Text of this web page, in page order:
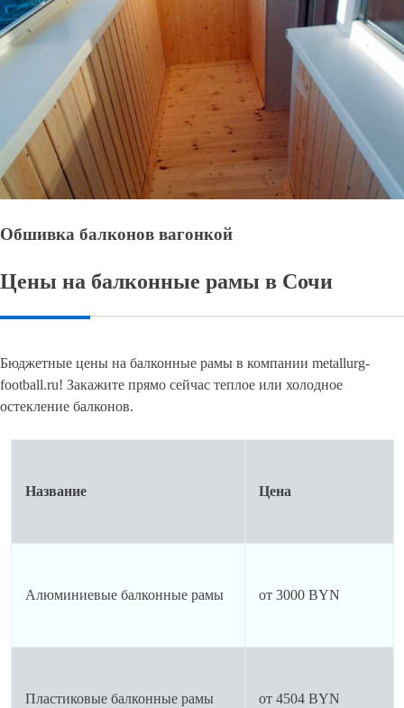
Обшивка балконов вагонкой
Цены на балконные рамы в Сочи
Бюджетные цены на балконные рамы в компании metallurg-
football.ru! Закажите прямо сейчас теплое или холодное
остекление балконов.
Название Цена
Алюминиевые балконные рамы от 3000 BYN
Пластиковые балконные рамы от 4504 BYN